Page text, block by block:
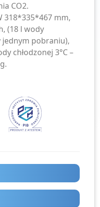
CO2.
318*335*467 mm,
(18 l wody
jednym pobraniu),
chłodzonej 3°C –